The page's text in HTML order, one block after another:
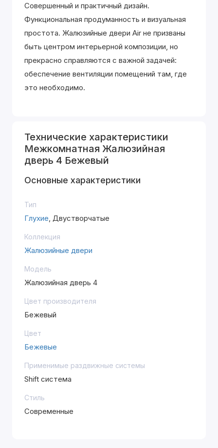
Совершенный и практичный дизайн.
Функциональная продуманность и визуальная
простота. Жалюзийные двери Air не призваны
быть центром интерьерной композиции, но
прекрасно справляются с важной задачей:
обеспечение вентиляции помещений там, где
это необходимо.
Технические характеристики
Межкомнатная Жалюзийная
дверь 4 Бежевый
Основные характеристики
Тип
Глухие, Двустворчатые
Коллекция
Жалюзийные двери
Модель
Жалюзийная дверь 4
Цвет производителя
Бежевый
Цвет
Бежевые
Применимые раздвижные системы
Shift система
Стиль
Современные